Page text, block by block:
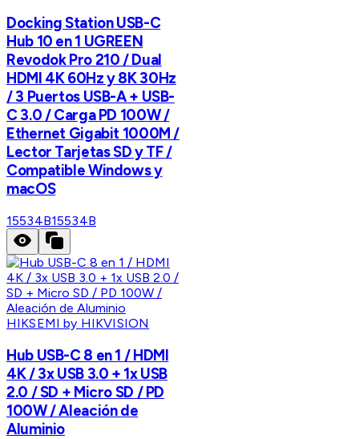
Docking Station USB-C
Hub 10 en 1 UGREEN
Revodok Pro 210 / Dual
HDMI 4K 60Hz y 8K 30Hz
/ 3 Puertos USB-A + USB-
C 3.0 / Carga PD 100W /
Ethernet Gigabit 1000M /
Lector Tarjetas SD y TF /
Compatible Windows y
macOS
15534B15534B
HIKSEMI by HIKVISION
Hub USB-C 8 en 1 / HDMI
4K / 3x USB 3.0 + 1x USB
2.0 / SD + Micro SD / PD
100W / Aleación de
Aluminio